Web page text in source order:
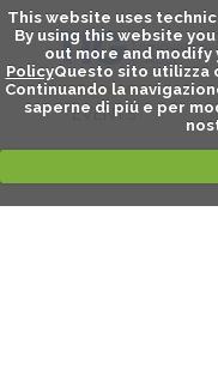
This website uses
By using this website
out more and
PolicyQuesto sito utilizza
Continuando la
saperne di piú e per
EVENTS